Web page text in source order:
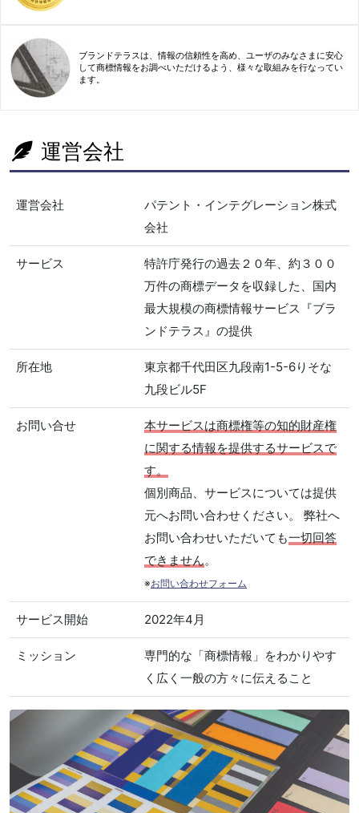
ブランドテラスは、情報の信頼性を高め、ユーザのみなさまに安心
して商標情報をお調べいただけるよう、様々な取組みを行なってい
ます。
運営会社
運営会社
パテント・インテグレーション株式
会社
サービス
特許庁発行の過去２０年、約３００
万件の商標データを収録した、国内
最大規模の商標情報サービス『ブラ
ンドテラス』の提供
所在地
東京都千代田区九段南1-5-6りそな
九段ビル5F
お問い合せ
本サービスは商標権等の知的財産権
に関する情報を提供するサービスで
す。
個別商品、サービスについては提供
元へお問い合わせください。 弊社へ
お問い合わせいただいても一切回答
できません。
※お問い合わせフォーム
サービス開始 2022年4月
ミッション
専門的な「商標情報」をわかりやす
く広く一般の方々に伝えること